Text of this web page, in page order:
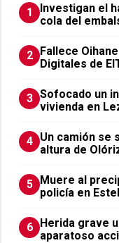
1
Investigan el
cola del
2 Fallece
Digitales de
3 Sofocado un
vivienda en
4 Un camión se
altura de
5 Muere al
policía en
6 Herida grave
aparatoso